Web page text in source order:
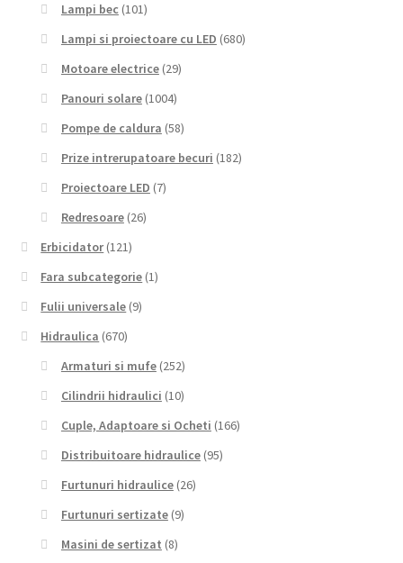
Lampi bec (101)
Lampi si proiectoare cu LED (680)
Motoare electrice (29)
Panouri solare (1004)
Pompe de caldura (58)
Prize intrerupatoare becuri (182)
Proiectoare LED (7)
Redresoare (26)
Erbicidator (121)
Fara subcategorie (1)
Fulii universale (9)
Hidraulica (670)
Armaturi si mufe (252)
Cilindrii hidraulici (10)
Cuple, Adaptoare si Ocheti (166)
Distribuitoare hidraulice (95)
Furtunuri hidraulice (26)
Furtunuri sertizate (9)
Masini de sertizat (8)